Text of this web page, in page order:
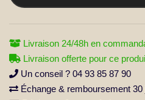
Livraison 24/48h en
Livraison offerte pour ce
Un conseil ? 04 93 85 87 90
Échange & remboursement 30